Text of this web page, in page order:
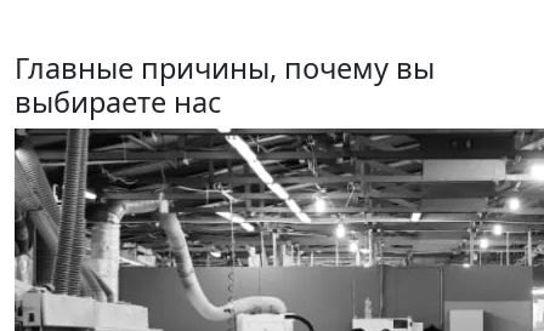
Главные причины, почему вы
выбираете нас